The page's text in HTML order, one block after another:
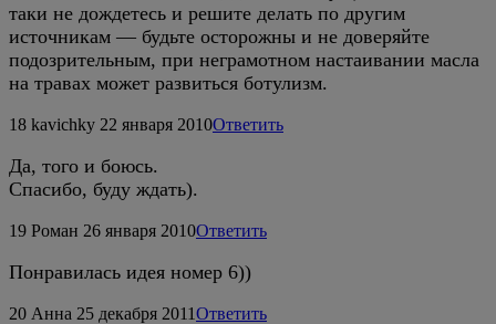
таки не дождетесь и решите делать по другим
источникам — будьте осторожны и не доверяйте
подозрительным, при неграмотном настаивании масла
на травах может развиться ботулизм.
18 kavichky 22 января 2010Ответить
Да, того и боюсь.
Спасибо, буду ждать).
19 Роман 26 января 2010Ответить
Понравилась идея номер 6))
20 Анна 25 декабря 2011Ответить